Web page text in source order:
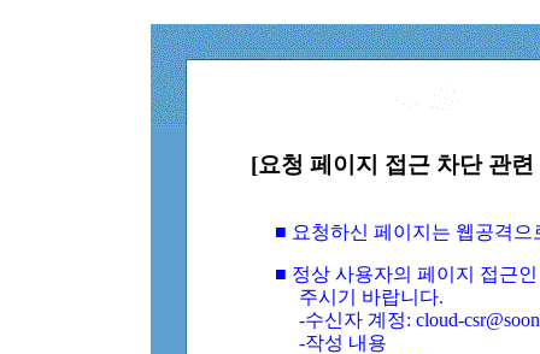
[요청 페이지 접근 차단 관
■ 요청하신 페이지는 웹공격
■ 정상 사용자의 페이지 접근
주시기 바랍니다.
-수신자 계정: cloud-
-작성 내용